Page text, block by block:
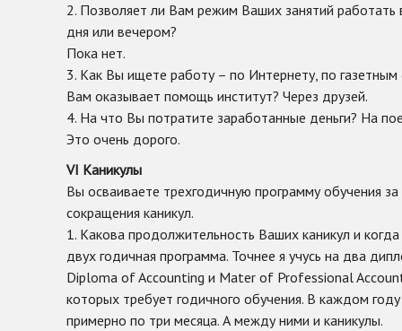
2. Позволяет ли Вам режим Ваших занятий работать
дня или вечером?
Пока нет.
3. Как Вы ищете работу – по Интернету, по газетным
Вам оказывает помощь институт? Через друзей.
4. На что Вы потратите заработанные деньги? На
Это очень дорого.
VI Каникулы
Вы осваиваете трехгодичную программу обучения
сокращения каникул.
1. Какова продолжительность Ваших каникул и
двух годичная программа. Точнее я учусь на два
Diploma of Accounting и Mater of Professional
которых требует годичного обучения. В каждом
примерно по три месяца. А между ними и каникулы.